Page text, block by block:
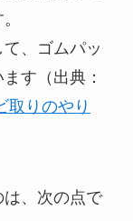
、ゴムパッ
す（出典：
取りのやり
、次の点で